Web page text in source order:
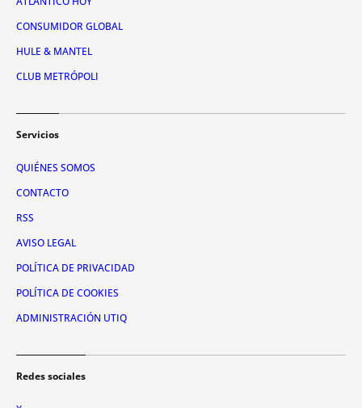
CONSUMIDOR GLOBAL
HULE & MANTEL
CLUB METRÓPOLI
Servicios
QUIÉNES SOMOS
CONTACTO
RSS
AVISO LEGAL
POLÍTICA DE PRIVACIDAD
POLÍTICA DE COOKIES
ADMINISTRACIÓN UTIQ
Redes sociales